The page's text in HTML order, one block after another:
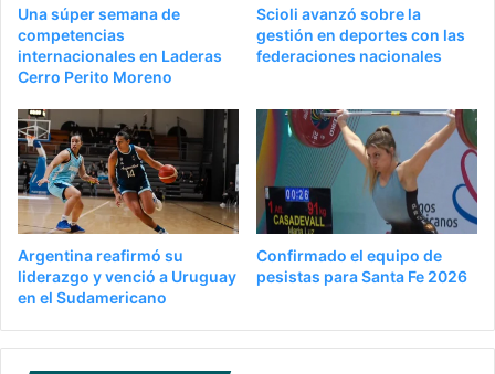
Una súper semana de
competencias
internacionales en Laderas
Cerro Perito Moreno
Scioli avanzó sobre la
gestión en deportes con las
federaciones nacionales
Argentina reafirmó su
liderazgo y venció a Uruguay
en el Sudamericano
Confirmado el equipo de
pesistas para Santa Fe 2026